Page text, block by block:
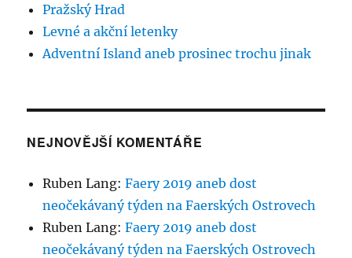
Pražský Hrad
Levné a akční letenky
Adventní Island aneb prosinec trochu jinak
NEJNOVĚJŠÍ KOMENTÁŘE
Ruben Lang:Faery 2019 aneb dost
neočekávaný týden na Faerských Ostrovech
Ruben Lang:Faery 2019 aneb dost
neočekávaný týden na Faerských Ostrovech